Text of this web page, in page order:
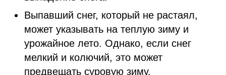
Выпавший снег, который не растаял,
может указывать на теплую зиму и
урожайное лето. Однако, если снег
мелкий и колючий, это может
предвещать суровую зиму.